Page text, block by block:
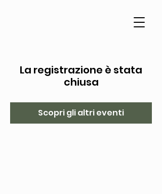
La registrazione è stata
chiusa
Scopri gli altri eventi